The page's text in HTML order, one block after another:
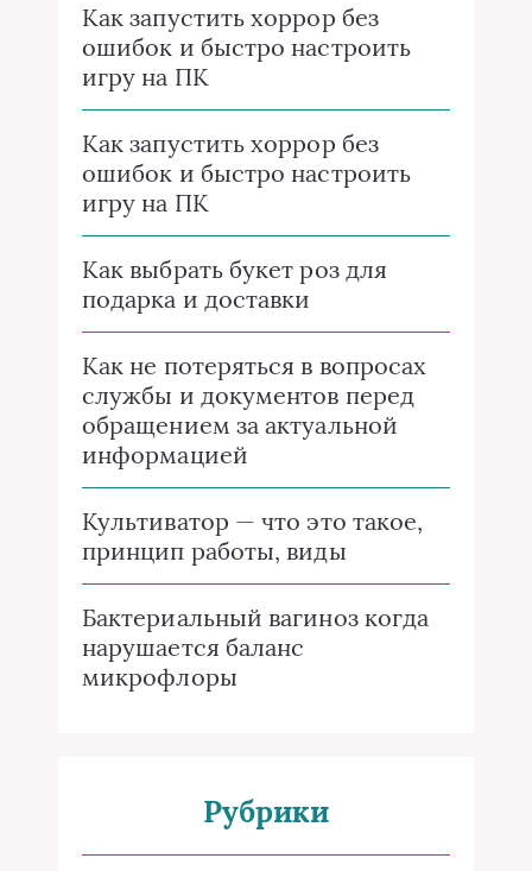
Как запустить хоррор без
ошибок и быстро настроить
игру на ПК
Как запустить хоррор без
ошибок и быстро настроить
игру на ПК
Как выбрать букет роз для
подарка и доставки
Как не потеряться в вопросах
службы и документов перед
обращением за актуальной
информацией
Культиватор — что это такое,
принцип работы, виды
Бактериальный вагиноз когда
нарушается баланс
микрофлоры
Рубрики